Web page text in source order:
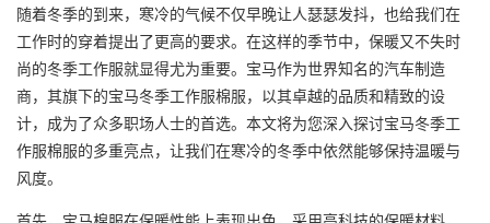
随着冬季的到来，寒冷的气候不仅早晚让人瑟瑟发抖，也给我们在
工作时的穿着提出了更高的要求。在这样的季节中，保暖又不失时
尚的冬季工作服就显得尤为重要。宝马作为世界知名的汽车制造
商，其旗下的宝马冬季工作服棉服，以其卓越的品质和精致的设
计，成为了众多职场人士的首选。本文将为您深入探讨宝马冬季工
作服棉服的多重亮点，让我们在寒冷的冬季中依然能够保持温暖与
风度。